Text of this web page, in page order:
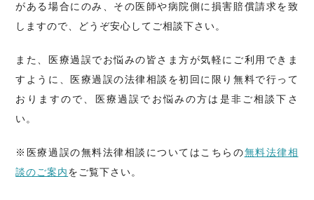
がある場合にのみ、その医師や病院側に損害賠償請求を致
しますので、どうぞ安心してご相談下さい。
また、医療過誤でお悩みの皆さま方が気軽にご利用できま
すように、医療過誤の法律相談を初回に限り無料で行って
おりますので、医療過誤でお悩みの方は是非ご相談下さ
い。
※医療過誤の無料法律相談についてはこちらの無料法律相
談のご案内をご覧下さい。